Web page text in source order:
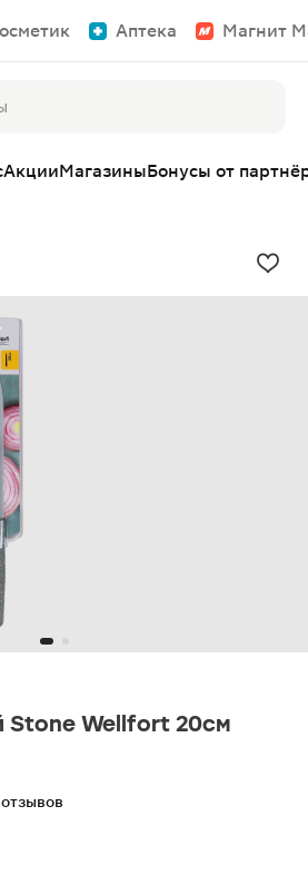
Аптека Магнит
АкцииМагазиныБонусы от
Stone Wellfort 20см